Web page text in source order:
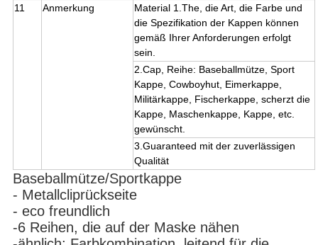
11
Anmerkung
Material 1.The, die Art, die Farbe und
die Spezifikation der Kappen können
gemäß Ihrer Anforderungen erfolgt
sein.
2.Cap, Reihe: Baseballmütze, Sport
Kappe, Cowboyhut, Eimerkappe,
Militärkappe, Fischerkappe, scherzt die
Kappe, Maschenkappe, Kappe, etc.
gewünscht.
3.Guaranteed mit der zuverlässigen
Qualität
Baseballmütze/Sportkappe
- Metallcliprückseite
- eco freundlich
-6 Reihen, die auf der Maske nähen